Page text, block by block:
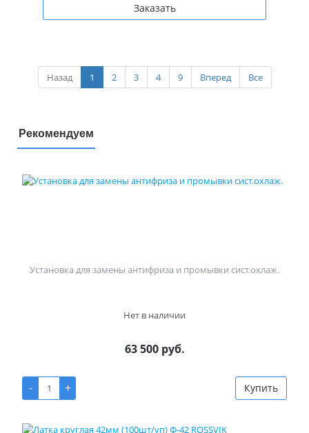
Заказать
Назад 1 2 3 4 9 Вперед Все
Рекомендуем
Установка для замены антифриза и промывки сист.охлаж.
Нет в наличии
63 500 руб.
- + Купить